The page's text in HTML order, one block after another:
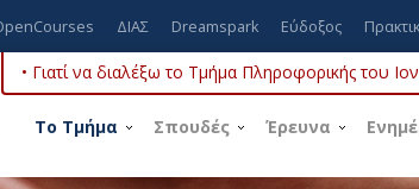
ΔΙΑΣ Dreamspark Εύδοξος
• Γιατί να διαλέξω το Τμήμα Πληροφορικής του
Το Τμήμα Σπουδές Έρευνα